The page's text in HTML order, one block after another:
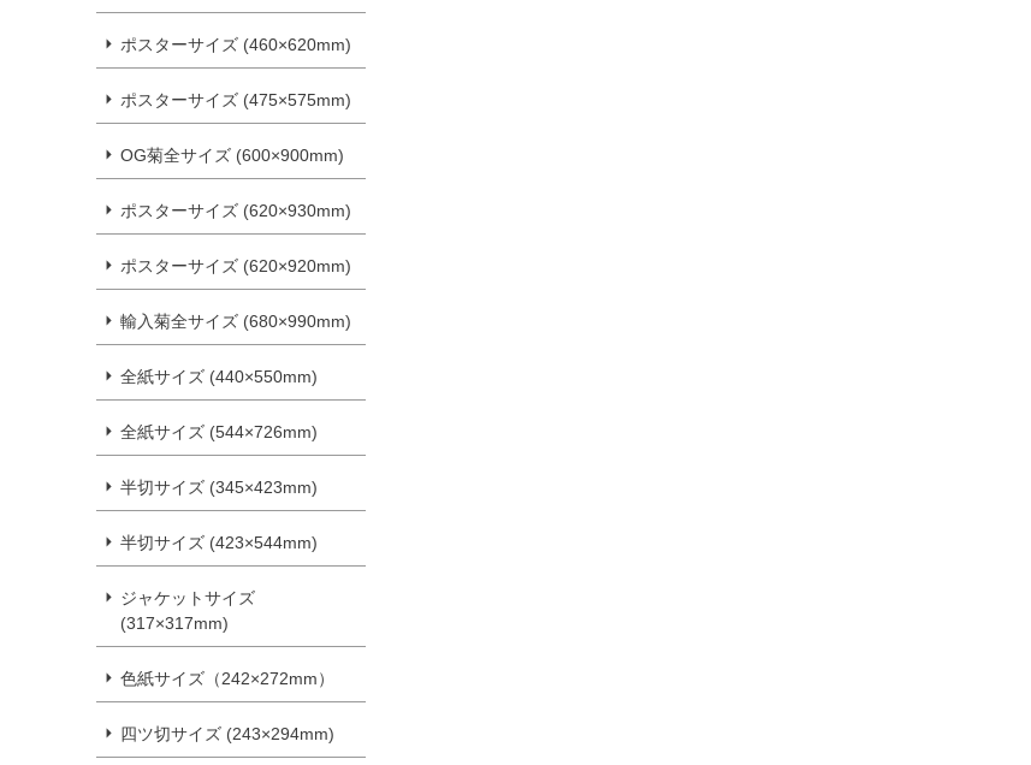
ポスターサイズ (460×620mm)
ポスターサイズ (475×575mm)
OG菊全サイズ (600×900mm)
ポスターサイズ (620×930mm)
ポスターサイズ (620×920mm)
輸入菊全サイズ (680×990mm)
全紙サイズ (440×550mm)
全紙サイズ (544×726mm)
半切サイズ (345×423mm)
半切サイズ (423×544mm)
ジャケットサイズ
(317×317mm)
色紙サイズ（242×272mm）
四ツ切サイズ (243×294mm)